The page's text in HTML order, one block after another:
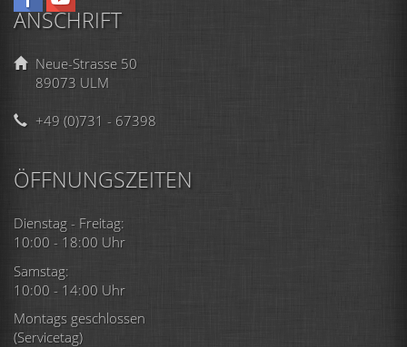
ANSCHRIFT
Neue-Strasse 50
89073 ULM
+49 (0)731 - 67398
ÖFFNUNGSZEITEN
Dienstag - Freitag:
10:00 - 18:00 Uhr
Samstag:
10:00 - 14:00 Uhr
Montags geschlossen
(Servicetag)